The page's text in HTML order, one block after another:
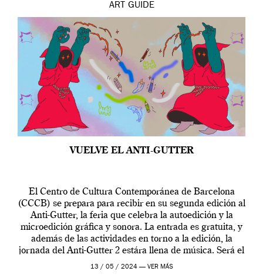
ART GUIDE
VUELVE EL ANTI-GUTTER
El Centro de Cultura Contemporánea de Barcelona
(CCCB) se prepara para recibir en su segunda edición al
Anti-Gutter, la feria que celebra la autoedición y la
microedición gráfica y sonora. La entrada es gratuita, y
además de las actividades en torno a la edición, la
jornada del Anti-Gutter 2 estára llena de música. Será el
[…]
13 / 05 / 2024 — VER MÁS